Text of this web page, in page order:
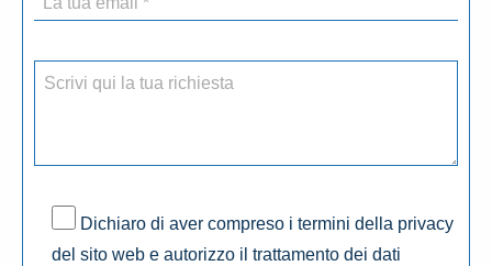
Dichiaro di aver compreso i termini della privacy
del sito web e autorizzo il trattamento dei dati